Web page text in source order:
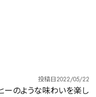
投稿日2022/05/22
ーのような味わいを楽し